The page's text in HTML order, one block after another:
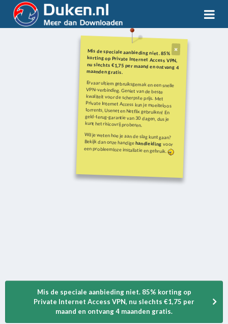
Mis de speciale aanbieding niet. 85%
korting op Private Internet Access VPN,
nu slechts €1,75 per maand en ontvang 4
maanden gratis.
Ervaar ultiem gebruiksgemak en een snelle
VPN-verbinding. Geniet van de beste
kwaliteit voor de scherpste prijs. Met
Private Internet Access kun je moeiteloos
torrents, Usenet en Netflix gebruiken! En
geld-terug-garantie van 30 dagen, dus je
kunt het risicovrij proberen.
Wil je weten hoe je aan de slag kunt gaan?
Bekijk dan onze handigehandleiding voor
een probleemloze installatie en gebruik.
Mis de speciale aanbieding niet. 85% korting op
Private Internet Access VPN, nu slechts €1,75 per
maand en ontvang 4 maanden gratis.